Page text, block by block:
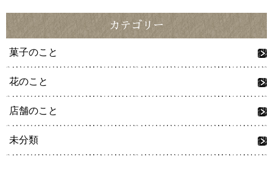
カテゴリー
菓子のこと
花のこと
店舗のこと
未分類